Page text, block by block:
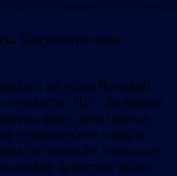
Документальная
на годы Великой
невзгод. Но – до войны
доме, заботливые
студенческие годы и
состояла не только из
братство, были